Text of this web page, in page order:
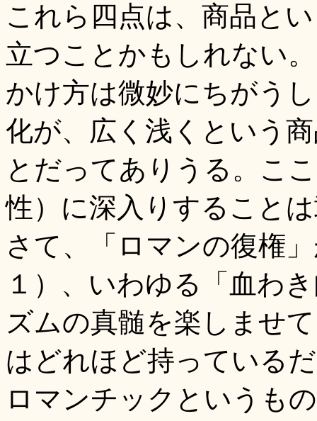
これら四点は、商品と
立つことかもしれない
かけ方は微妙にちがう
化が、広く浅くという
とだってありうる。こ
性）に深入りすること
さて、「ロマンの復権
１）、いわゆる「血わ
ズムの真髄を楽しませ
はどれほど持っている
ロマンチックというも